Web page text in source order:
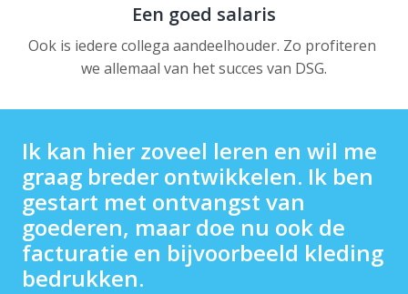
Een goed salaris
Ook is iedere collega aandeelhouder. Zo profiteren
we allemaal van het succes van DSG.
Ik kan hier zoveel leren en wil me
graag breder ontwikkelen. Ik ben
gestart met ontvangst van
goederen, maar doe nu ook de
facturatie en bijvoorbeeld kleding
bedrukken.